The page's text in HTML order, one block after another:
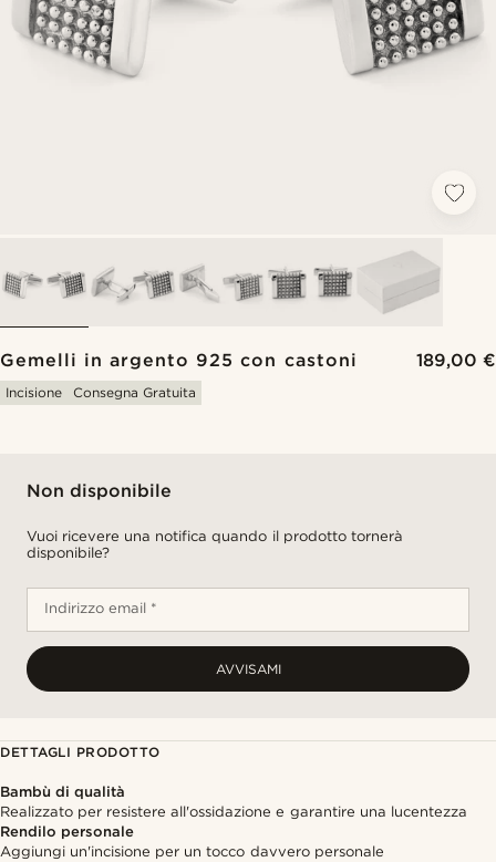
Gemelli in argento 925 con castoni 189,00 €
Incisione Consegna Gratuita
Non disponibile
Vuoi ricevere una notifica quando il prodotto tornerà
disponibile?
Indirizzo email *
AVVISAMI
DETTAGLI PRODOTTO
Bambù di qualità
Realizzato per resistere all'ossidazione e garantire una lucentezza
Rendilo personale
Aggiungi un'incisione per un tocco davvero personale